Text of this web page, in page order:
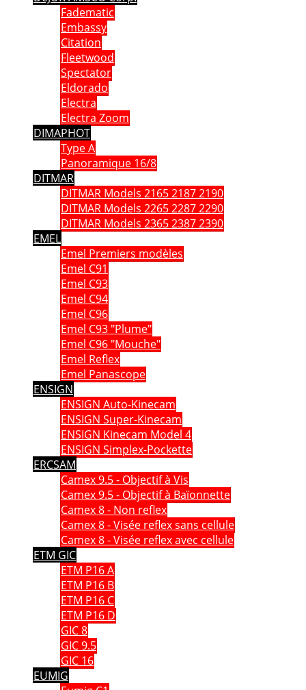
Fadematic
Embassy
Citation
Fleetwood
Spectator
Eldorado
Electra
Electra Zoom
DIMAPHOT
Type A
Panoramique 16/8
DITMAR
DITMAR Models 2165 2187 2190
DITMAR Models 2265 2287 2290
DITMAR Models 2365 2387 2390
EMEL
Emel Premiers modèles
Emel C91
Emel C93
Emel C94
Emel C96
Emel C93 "Plume"
Emel C96 "Mouche"
Emel Reflex
Emel Panascope
ENSIGN
ENSIGN Auto-Kinecam
ENSIGN Super-Kinecam
ENSIGN Kinecam Model 4
ENSIGN Simplex-Pockette
ERCSAM
Camex 9.5 - Objectif à Vis
Camex 9.5 - Objectif à Baïonnette
Camex 8 - Non reflex
Camex 8 - Visée reflex sans cellule
Camex 8 - Visée reflex avec cellule
ETM GIC
ETM P16 A
ETM P16 B
ETM P16 C
ETM P16 D
GIC 8
GIC 9.5
GIC 16
EUMIG